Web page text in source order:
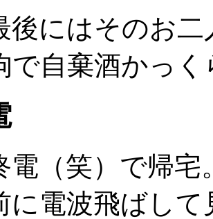
後にはそのお
で自棄酒かっ
電（笑）で帰宅
に電波飛ばし